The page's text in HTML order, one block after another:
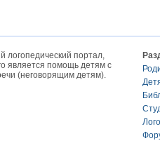
портал,
является помощь детям с
(неговорящим детям).